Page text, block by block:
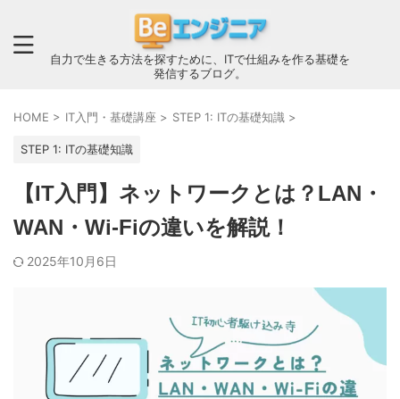
自力で生きる方法を探すために、ITで仕組みを作る基礎を
発信するブログ。
HOME > IT入門・基礎講座 > STEP 1: ITの基礎知識 >
STEP 1: ITの基礎知識
【IT入門】ネットワークとは？LAN・
WAN・Wi-Fiの違いを解説！
2025年10月6日